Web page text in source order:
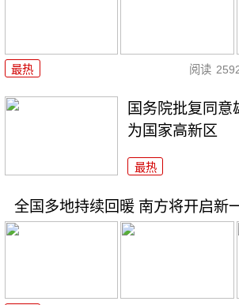
最热 阅读
国务院批复同意
为国家高新区
最热
全国多地持续回暖 南方将开启新